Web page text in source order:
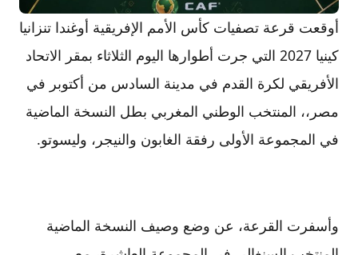
أوقعت قرعة تصفيات كأس الأمم الإفريقية أوغندا تنزانيا
كينيا 2027 التي جرت أطوارها اليوم الثلاثاء بمقر الاتحاد
الأفريقي لكرة القدم في مدينة السادس من أكتوبر في
مصر،، المنتخب الوطني المغربي بطل النسخة الماضية
في المجموعة الأولى رفقة الغابون والنيجر، وليسوتو.
وأسفرت القرعة، عن وضع وصيف النسخة الماضية